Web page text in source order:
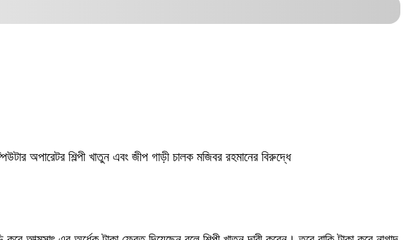
অপারেটর শিল্পী খাতুন এবং জীপ গাড়ী চালক মজিবর রহমানের বিরুদ্ধে